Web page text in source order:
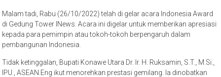
Malam tadi, Rabu (26/10/2022) telah di gelar acara Indonesia Award
di Gedung Tower INews. Acara ini digelar untuk memberikan apresiasi
kepada para pemimpin atau tokoh-tokoh berpengaruh dalam
pembangunan Indonesia.
Tidak ketinggalan, Bupati Konawe Utara Dr. Ir. H. Ruksamin, S.T., M.Si.,
IPU., ASEAN.Eng ikut menorehkan prestasi gemilang. Ia dinobatkan